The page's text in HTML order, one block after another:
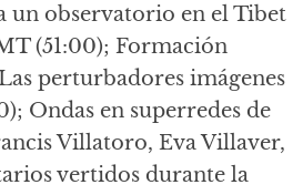
un observatorio en el Tibet
(51:00); Formación
perturbadores imágenes
Ondas en superredes de
Villatoro, Eva Villaver,
vertidos durante la